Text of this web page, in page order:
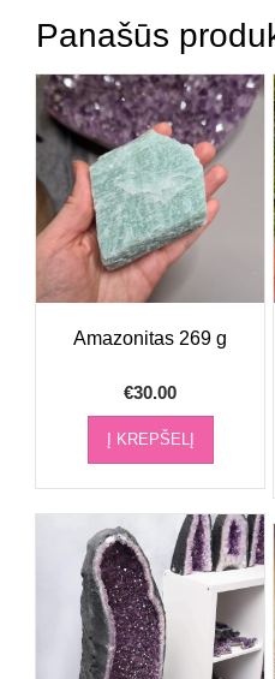
Panašūs
Amazonitas 269 g
€30.00
Į KREPŠELĮ